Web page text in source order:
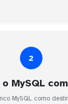
2
MySQL
MySQL como